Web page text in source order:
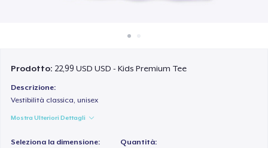
Prodotto: 22,99 USD USD - Kids Premium Tee
Descrizione:
Vestibilità classica, unisex
Mostra Ulteriori Dettagli
Seleziona la dimensione: Quantità: